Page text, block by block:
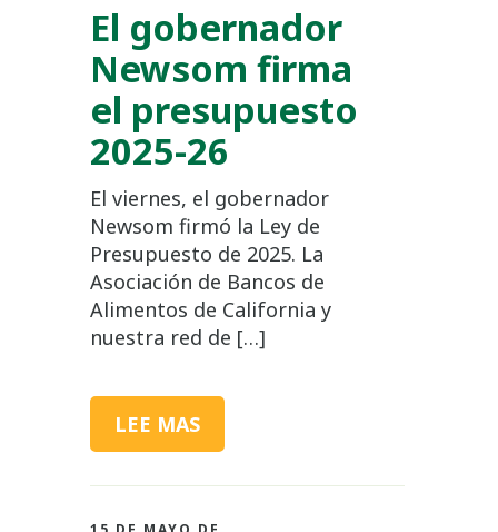
El gobernador
Newsom firma
el presupuesto
2025-26
El viernes, el gobernador
Newsom firmó la Ley de
Presupuesto de 2025. La
Asociación de Bancos de
Alimentos de California y
nuestra red de […]
LEE MAS